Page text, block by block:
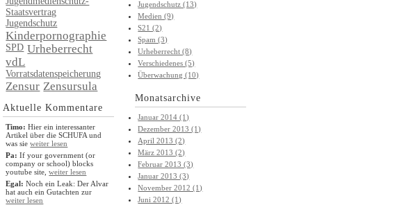
Jugendschutz (13)
Medien (9)
S21 (2)
Spam (3)
Urheberrecht (8)
Verschiedenes (5)
Überwachung (10)
Monatsarchive
Januar 2014 (1)
Dezember 2013 (1)
April 2013 (2)
März 2013 (2)
Februar 2013 (3)
Januar 2013 (3)
November 2012 (1)
Juni 2012 (1)
Staatsvertrag
Jugendschutz
Kinderpornographie
SPD Urheberrecht
vdL
Vorratsdatenspeicherung
Zensur Zensursula
Aktuelle Kommentare
Timo: Hier ein interessanter
Artikel über die SCHUFA und
was sieweiter lesen
Pa: If your government (or
company or school) blocks
youtube site,weiter lesen
Egal: Noch ein Leak: Der Alvar
hat auch ein Gutachten zur
weiter lesen